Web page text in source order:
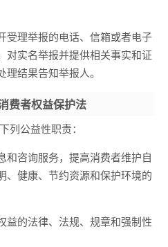
受理举报的电话、信箱或者电子
对实名举报并提供相关事实和证
结果告知举报人。
费者权益保护法
列公益性职责：
和咨询服务，提高消费者维护自
、健康、节约资源和保护环境的
益的法律、法规、规章和强制性